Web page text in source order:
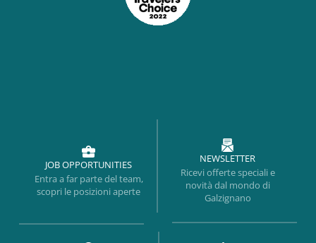
JOB OPPORTUNITIES
Entra a far parte del team,
scopri le posizioni aperte
NEWSLETTER
Ricevi offerte speciali e
novità dal mondo di
Galzignano